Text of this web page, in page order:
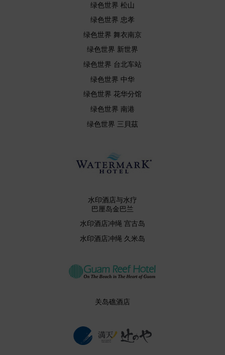
绿色世界 松山
绿色世界 忠孝
绿色世界 舞衣南京
绿色世界 新世界
绿色世界 台北车站
绿色世界 中华
绿色世界 花华分馆
绿色世界 南港
绿色世界 三貝茲
水印酒店与水疗
巴厘岛金巴兰
水印酒店冲绳 宫古岛
水印酒店冲绳 久米岛
关岛礁酒店